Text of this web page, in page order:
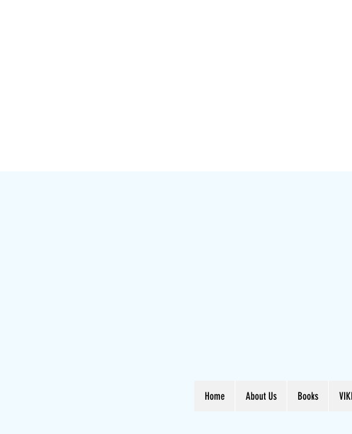
Home About Us Books